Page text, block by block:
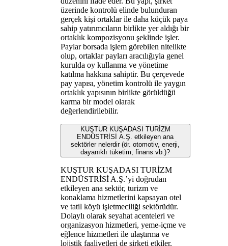
üzerinde kontrolü elinde bulunduran
gerçek kişi ortaklar ile daha küçük paya
sahip yatırımcıların birlikte yer aldığı bir
ortaklık kompozisyonu şeklinde işler.
Paylar borsada işlem görebilen nitelikte
olup, ortaklar payları aracılığıyla genel
kurulda oy kullanma ve yönetime
katılma hakkına sahiptir. Bu çerçevede
pay yapısı, yönetim kontrolü ile yaygın
ortaklık yapısının birlikte görüldüğü
karma bir model olarak
değerlendirilebilir.
KUŞTUR KUŞADASI TURİZM
ENDÜSTRİSİ A.Ş. etkileyen ana
sektörler nelerdir (ör. otomotiv, enerji,
dayanıklı tüketim, finans vb.)?
KUŞTUR KUŞADASI TURİZM
ENDÜSTRİSİ A.Ş.’yi doğrudan
etkileyen ana sektör, turizm ve
konaklama hizmetlerini kapsayan otel
ve tatil köyü işletmeciliği sektörüdür.
Dolaylı olarak seyahat acenteleri ve
organizasyon hizmetleri, yeme-içme ve
eğlence hizmetleri ile ulaştırma ve
lojistik faaliyetleri de şirketi etkiler.